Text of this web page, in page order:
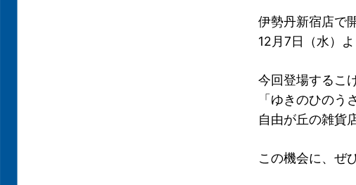
伊勢丹新宿店で
12月7日（水）
今回登場するこ
「ゆきのひのう
自由が丘の雑貨
この機会に、ぜ